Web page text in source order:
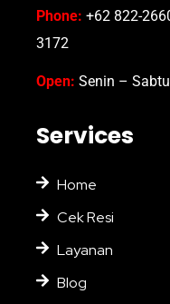
Phone: +62 822-
3172
Open: Senin –
Services
Home
Cek Resi
Layanan
Blog